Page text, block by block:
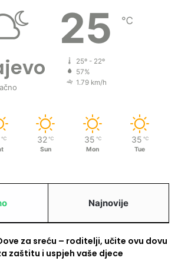
25 ℃
25º - 22º
57%
1.79 km/h
℃ 32 ℃
Sun
35 ℃
Mon
35 ℃
Tue
Najnovije
za sreću – roditelji, učite ovu dovu
zaštitu i uspjeh vaše djece